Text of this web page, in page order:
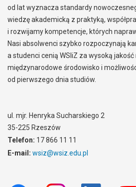
od lat wyznacza standardy
wiedzę akademicką z praktyką,
i rozwijamy kompetencje, których
Nasi absolwenci szybko rozpoczynają
a studenci cenią WSIiZ za wysoką jakość
międzynarodowe środowisko i
od pierwszego dnia studiów.
ul. mjr. Henryka Sucharskiego 2
35-225 Rzeszów
Telefon: 17 866 11 11
E-mail: wsiz@wsiz.edu.pl